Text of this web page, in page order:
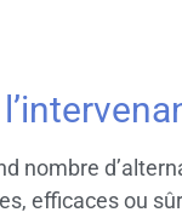
nombre
efficaces ou